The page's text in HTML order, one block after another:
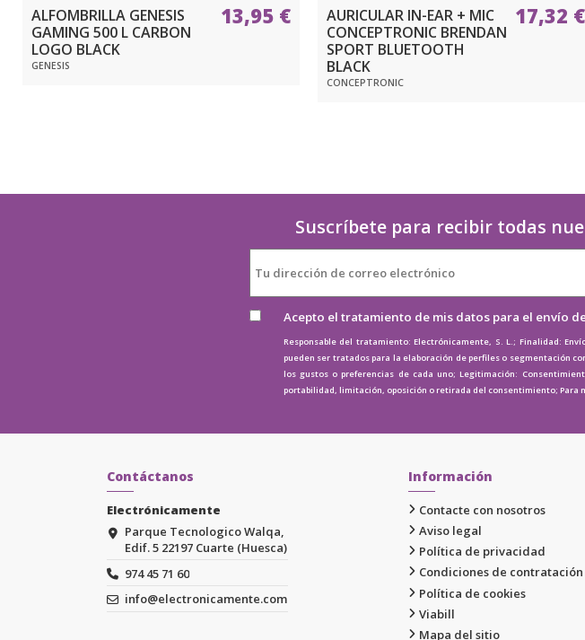
ALFOMBRILLA GENESIS
GAMING 500 L CARBON
LOGO BLACK
GENESIS
13,95 €
AURICULAR IN-EAR + MIC
CONCEPTRONIC BRENDAN
SPORT BLUETOOTH
BLACK
CONCEPTRONIC
17,32 €
Suscríbete para recibir todas
Acepto el tratamiento de mis datos para el envío
Responsable del tratamiento: Electrónicamente, S. L.; Finalidad:
pueden ser tratados para la elaboración de perfiles o segmentación
los gustos o preferencias de cada uno; Legitimación:
portabilidad, limitación, oposición o retirada del consentimiento; Para
Contáctanos
Electrónicamente
Parque Tecnologico Walqa,
Edif. 5 22197 Cuarte (Huesca)
974 45 71 60
info@electronicamente.com
Información
Contacte con nosotros
Aviso legal
Política de privacidad
Condiciones de contratación
Política de cookies
Viabill
Mapa del sitio